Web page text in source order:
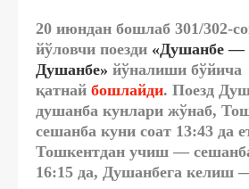
20 июндан бошлаб 301/302-
йўловчи поезди «Душанбе
Душанбе» йўналиши бўйича
қатнай бошлайди. Поезд
душанба кунлари жўнаб,
сешанба куни соат 13:43 да
Тошкентдан учиш —
16:15 да, Душанбега келиш